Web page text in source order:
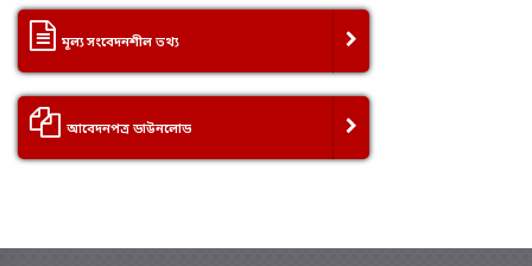
মূল্য সংবেদনশীল তথ্য
আবেদনপত্র ডাউনলোড